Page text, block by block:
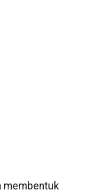
membentuk